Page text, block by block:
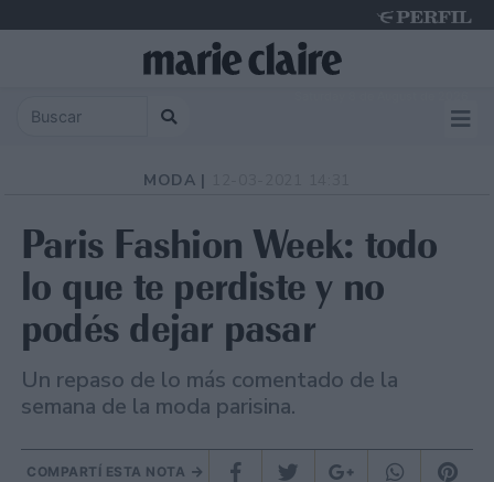
MODA |
Paris Fashion Week: todo
lo que te perdiste y no
podés dejar pasar
Un repaso de lo más comentado de la
semana de la moda parisina.
COMPARTÍ ESTA NOTA